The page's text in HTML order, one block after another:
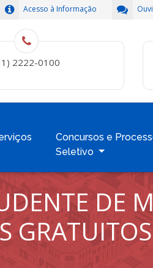
Acesso à Informação
2222-0100
Concursos e
Seletivo
DE